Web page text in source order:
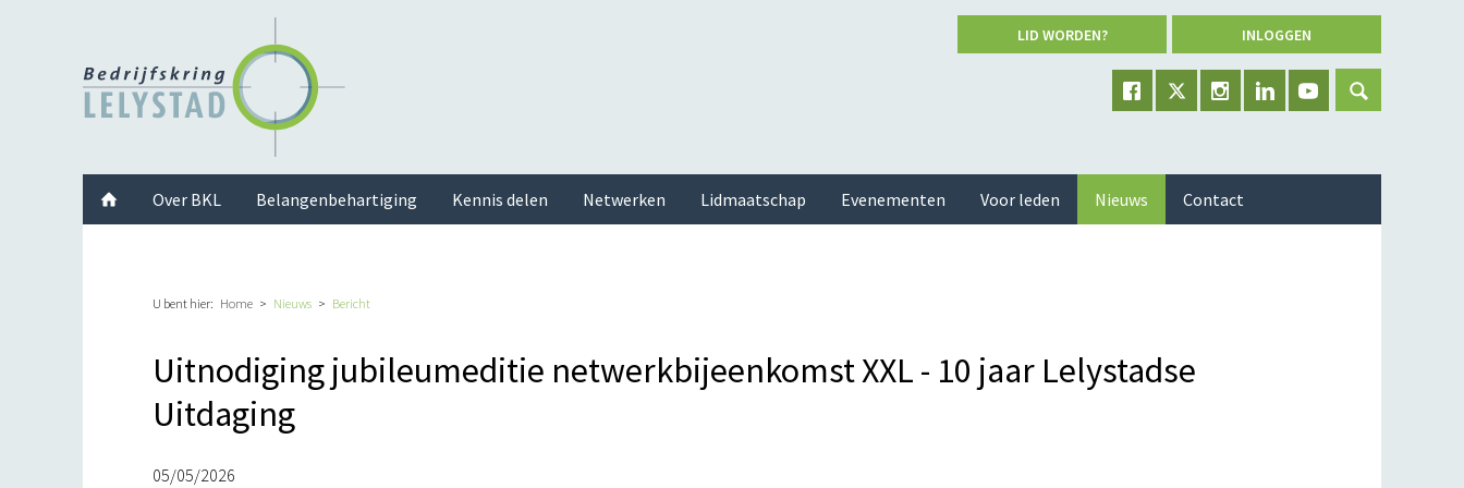
Twitter InstagramLinkedInYoutube
LID WORDEN? INLOGGEN
U bent hier: Home Nieuws Bericht
Uitnodiging jubileumeditie netwerkbijeenkomst XXL - 10 jaar Lelystadse
Uitdaging
05/05/2026
Over BKL Belangenbehartiging Kennis delen Netwerken Lidmaatschap Evenementen Voor leden Nieuws Contact